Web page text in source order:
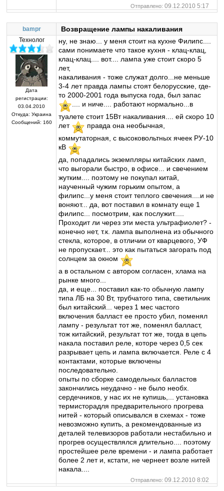
Отправлено: 09.12.2010 5:17
bampr Возвращение лампы накаливания
Технолог
Дата
регистрации:
03.04.2010
Откуда: Украина
Сообщений: 160
ну, не знаю... у меня стоит на кухне Филипс....
сами понимаете что такое кухня - клац-клац,
клац-клац.... вот.... лампа уже стоит скоро 5
лет,
накаливания - тоже служат долго...не меньше
3-4 лет правда лампы стоят белорусские, где-
то 2000-2001 года выпуска года, был запас
.... и ниче.... работают нормально...в
туалете стоит 15Вт накаливания.... ей скоро 10
лет
правда она необычная,
коммутаторная, с высоковольтных ячеек РУ-10
кВ
да, попадались экземпляры китайских ламп,
что выгорали быстро, в офисе... и свечением
жутким.... поэтому не покупал китай,
наученный чужим горьким опытом, а
филипс...у меня стоит теплого свечения....и не
воняют... да, вот поставил в комнату еще 1
филипс... посмотрим, как послужит.....
Проходит ли через эти места ультрафиолет? -
конечно нет, т.к. лампа выполнена из обычного
стекла, которое, в отличии от кварцевого, УФ
не пропускает... это как пытаться загорать под
солнцем за окном
а в остальном с автором согласен, хлама на
рынке много...
да, и еще... поставил как-то обычную лампу
типа ЛБ на 30 Вт, трубчатого типа, светильник
был китайский... через 1 мес частого
включения балласт ее просто убил, поменял
лампу - результат тот же, поменял балласт,
тож китайский, результат тот же, тогда в цепь
накала поставил реле, которе через 0,5 сек
разрывает цепь и лампа включается. Реле с 4
контактами, которые включены
последовательно.
опыты по сборке самодельных балластов
закончились неудачно - не было необх.
сердечников, у нас их не купишь,... установка
термисторадля предварительного прогрева
нитей - который описывался в схемах - тоже
невозможно купить, а рекомендованные из
деталей телевизоров работали нестабильно и
прогрев осуществлялся длительно.... поэтому
простейшее реле времени - и лампа работает
более 2 лет и, кстати, не чернеет возле нитей
накала....
Отправлено: 09.12.2010 8:02